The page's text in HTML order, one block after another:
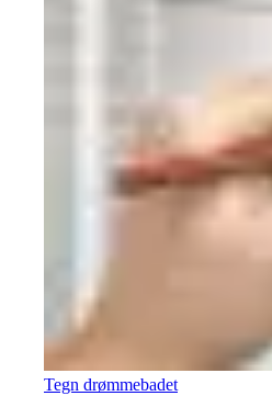
Tegn drømmebadet